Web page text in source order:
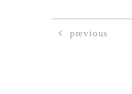
previous